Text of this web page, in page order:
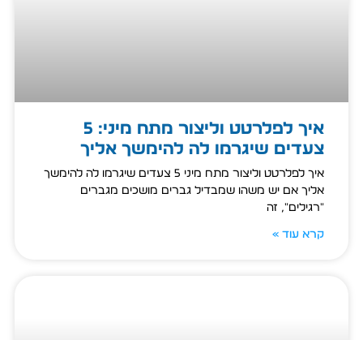
איך לפלרטט וליצור מתח מיני: 5
צעדים שיגרמו לה להימשך אליך
איך לפלרטט וליצור מתח מיני 5 צעדים שיגרמו לה להימשך
אליך אם יש משהו שמבדיל גברים מושכים מגברים
"רגילים", זה
קרא עוד »